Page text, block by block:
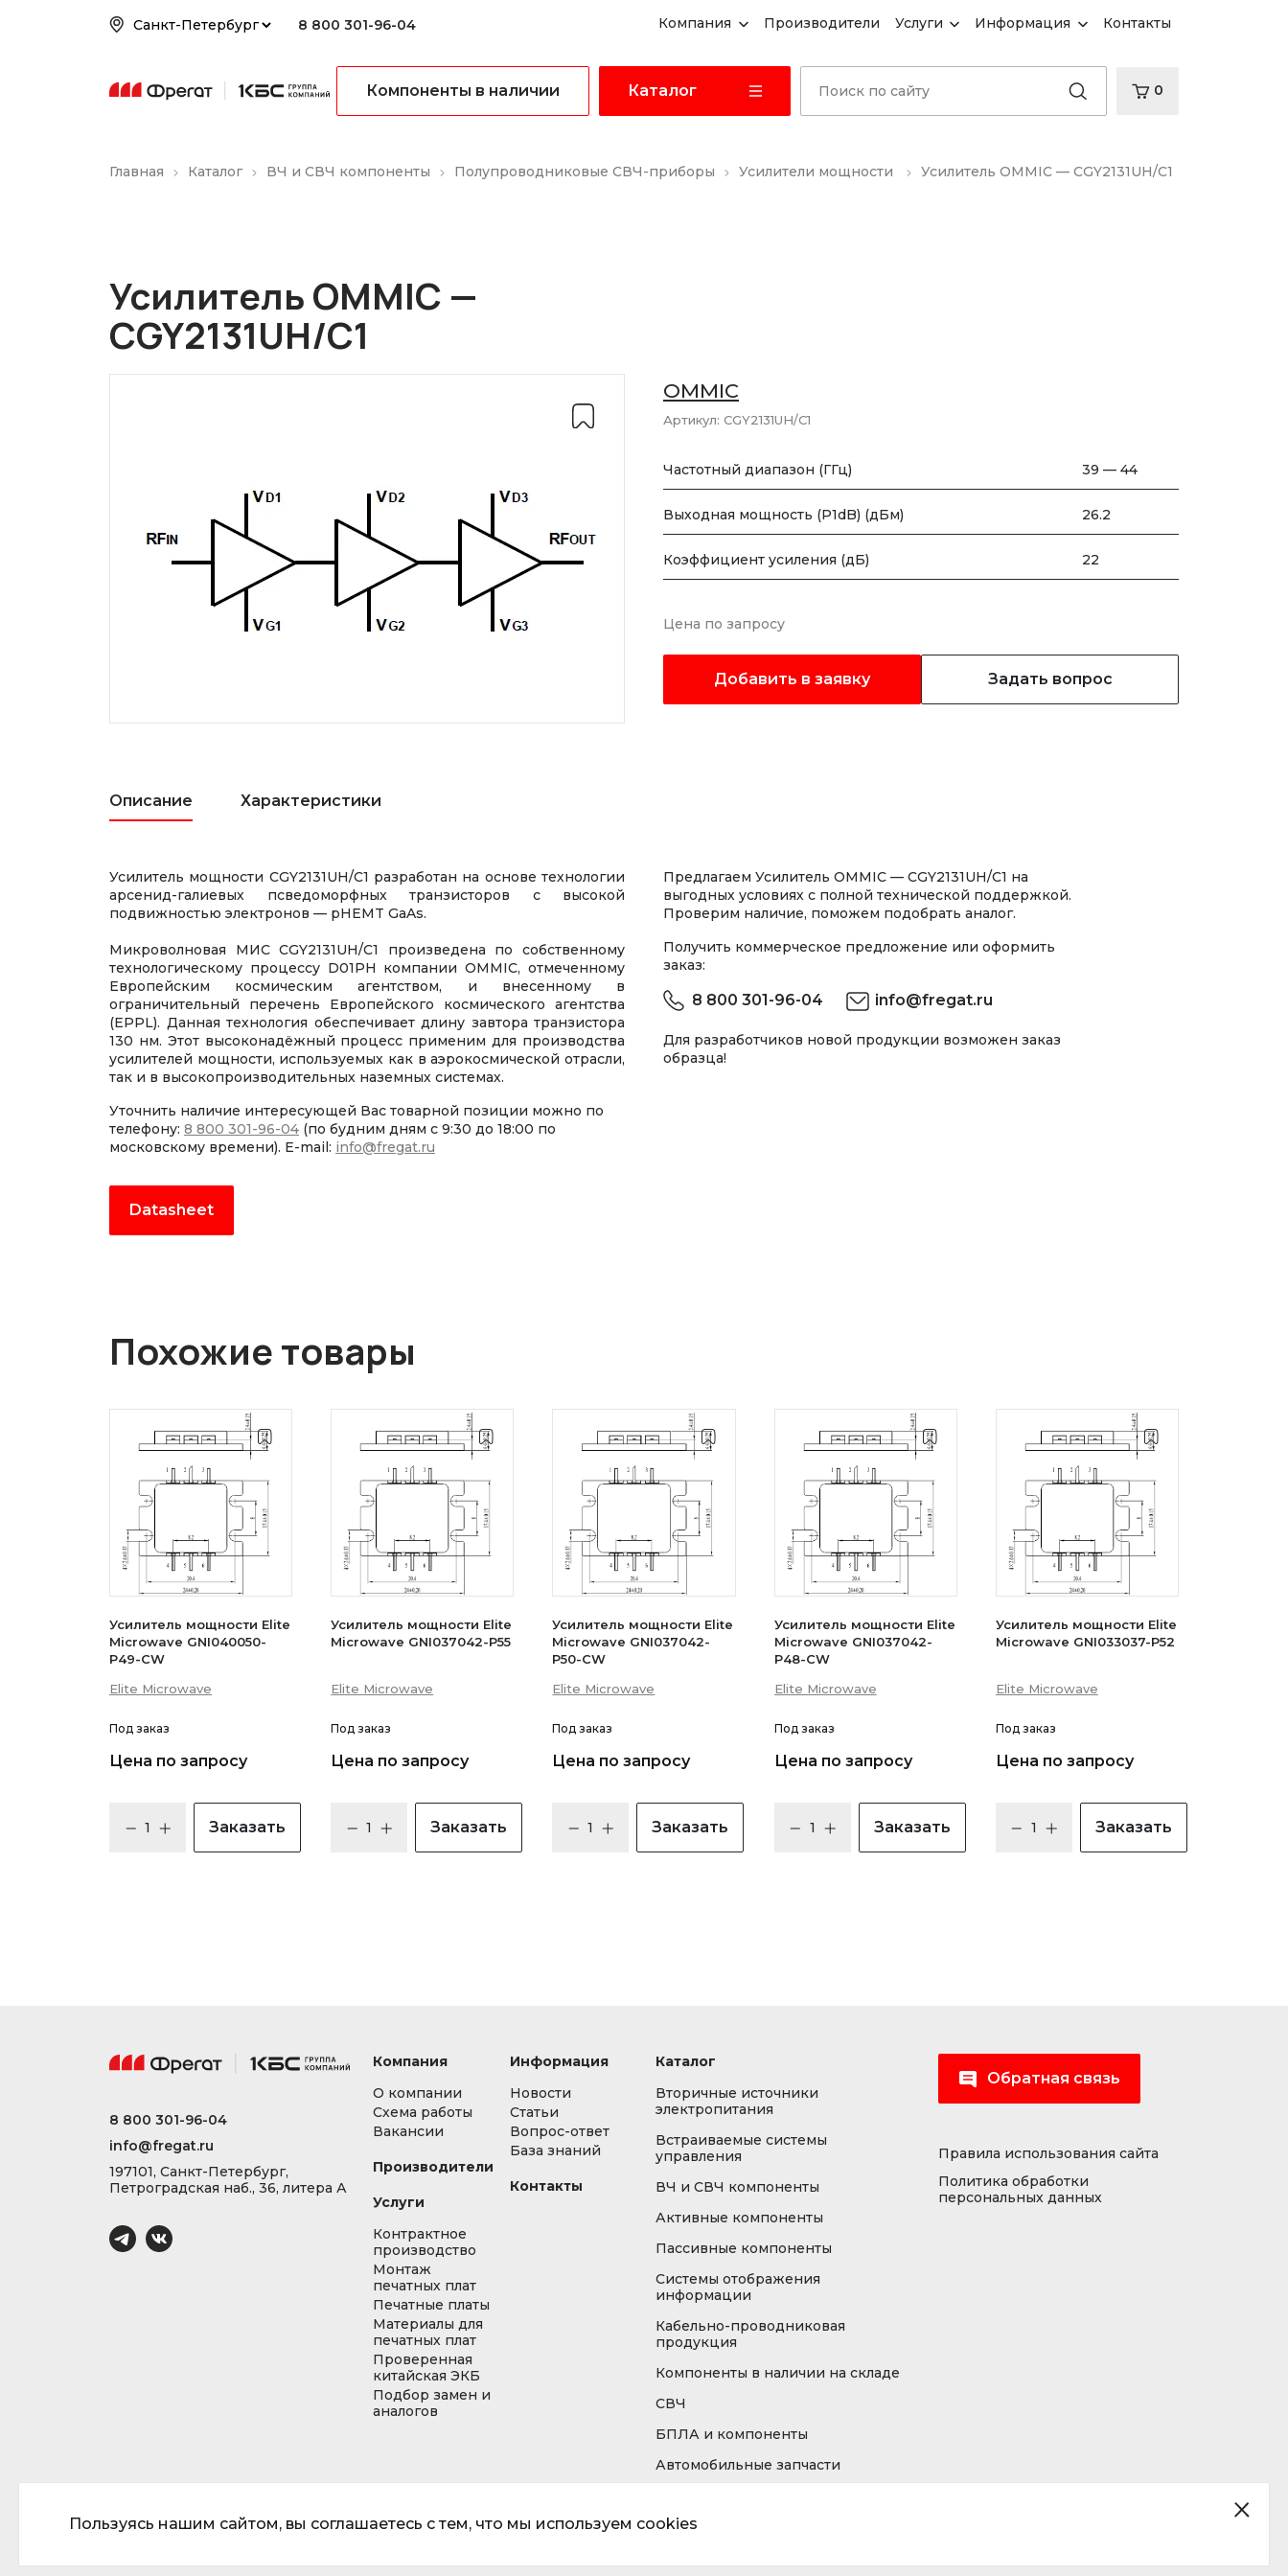
8 800 301-96-04 Компания Производители Услуги Информация Контакты
Компоненты в наличии Каталог 0
Главная Каталог ВЧ и СВЧ компоненты Полупроводниковые СВЧ-приборы Усилители мощности Усилитель OMMIC — CGY2131UH/C1
Усилитель OMMIC —
CGY2131UH/C1
OMMIC
Артикул: CGY2131UH/C1
Частотный диапазон (ГГц) 39 — 44
Выходная мощность (P1dB) (дБм) 26.2
Коэффициент усиления (дБ) 22
Цена по запросу
Добавить в заявку Задать вопрос
Описание Характеристики
Усилитель мощности CGY2131UH/C1 разработан на основе технологии
арсенид-галиевых псведоморфных транзисторов с высокой
подвижностью электронов — pHEMT GaAs.
Микроволновая МИС CGY2131UH/C1 произведена по собственному
технологическому процессу D01PH компании OMMIC, отмеченному
Европейским космическим агентством, и внесенному в
ограничительный перечень Европейского космического агентства
(EPPL). Данная технология обеспечивает длину завтора транзистора
130 нм. Этот высоконадёжный процесс применим для производства
усилителей мощности, используемых как в аэрокосмической отрасли,
так и в высокопроизводительных наземных системах.
Уточнить наличие интересующей Вас товарной позиции можно по
телефону: 8 800 301-96-04 (по будним дням с 9:30 до 18:00 по
московскому времени). E-mail: info@fregat.ru
Datasheet
Предлагаем Усилитель OMMIC — CGY2131UH/C1 на
выгодных условиях с полной технической поддержкой.
Проверим наличие, поможем подобрать аналог.
Получить коммерческое предложение или оформить
заказ:
8 800 301-96-04 info@fregat.ru
Для разработчиков новой продукции возможен заказ
образца!
Похожие товары
Усилитель мощности Elite
Microwave GNI040050-
P49-CW
Elite Microwave
Под заказ
Цена по запросу
Заказать
Усилитель мощности Elite
Microwave GNI037042-P55
Elite Microwave
Под заказ
Цена по запросу
Заказать
Усилитель мощности Elite
Microwave GNI037042-
P50-CW
Elite Microwave
Под заказ
Цена по запросу
Заказать
Усилитель мощности Elite
Microwave GNI037042-
P48-CW
Elite Microwave
Под заказ
Цена по запросу
Заказать
Усилитель мощности Elite
Microwave GNI033037-P52
Elite Microwave
Под заказ
Цена по запросу
Заказать
Пользуясь нашим сайтом, вы соглашаетесь с тем, что мы используем cookies
8 800 301-96-04
info@fregat.ru
197101, Санкт-Петербург,
Петроградская наб., 36, литера А
Компания
О компании
Схема работы
Вакансии
Производители
Услуги
Контрактное
производство
Монтаж
печатных плат
Печатные платы
Материалы для
печатных плат
Проверенная
китайская ЭКБ
Подбор замен и
аналогов
Информация
Новости
Статьи
Вопрос-ответ
База знаний
Контакты
Каталог
Вторичные источники
электропитания
Встраиваемые системы
управления
ВЧ и СВЧ компоненты
Активные компоненты
Пассивные компоненты
Системы отображения
информации
Кабельно-проводниковая
продукция
Компоненты в наличии на складе
СВЧ
БПЛА и компоненты
Автомобильные запчасти
Обратная связь
Правила использования сайта
Политика обработки
персональных данных